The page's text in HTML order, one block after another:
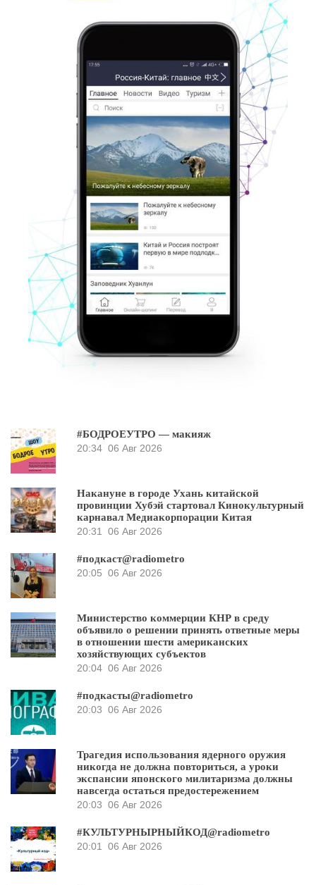
#БОДРОЕУТРО — макияж
20:34 06 Авг 2026
Накануне в городе Ухань китайской
провинции Хубэй стартовал Кинокультурный
карнавал Медиакорпорации Китая
20:31
06 Авг 2026
#подкаст@radiometro
20:05 06 Авг 2026
Министерство коммерции КНР в среду
объявило о решении принять ответные меры
в отношении шести американских
хозяйствующих субъектов
20:04 06 Авг 2026
#подкасты@radiometro
20:03 06 Авг 2026
Трагедия использования ядерного оружия
никогда не должна повториться, а уроки
экспансии японского милитаризма должны
навсегда остаться предостережением
20:03 06 Авг 2026
#КУЛЬТУРНЫРНЫЙКОД@radiometro
20:01
06 Авг 2026